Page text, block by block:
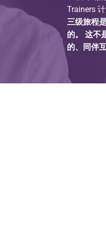
Trainers
三级旅程
的。 这不
的、同伴